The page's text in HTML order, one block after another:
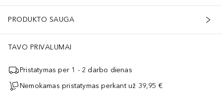
PRODUKTO SAUGA
TAVO PRIVALUMAI
Pristatymas per 1 - 2 darbo dienas
Nemokamas pristatymas perkant už 39,95 €